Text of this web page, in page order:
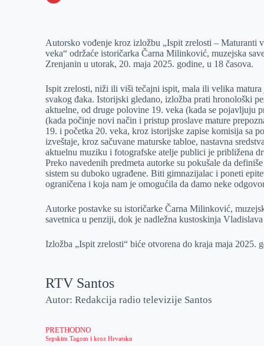
e
r
I
n
s
A
p
a
i
Autorsko vođenje kroz izložbu „Ispit zrelosti – Maturanti
veka“ održaće istoričarka Čarna Milinković, muzejska
Zrenjanin u utorak, 20. maja 2025. godine, u 18 časova.
Ispit zrelosti, niži ili viši tečajni ispit, mala ili velika
svakog đaka. Istorijski gledano, izložba prati hronološki
aktuelne, od druge polovine 19. veka (kada se pojavljuju
(kada počinje novi način i pristup proslave mature
19. i početka 20. veka, kroz istorijske zapise komisija sa
izveštaje, kroz sačuvane maturske tabloe, nastavna
aktuelnu muziku i fotografske atelje publici je približena
Preko navedenih predmeta autorke su pokušale da
sistem su duboko ugrađene. Biti gimnazijalac i poneti
ograničena i koja nam je omogućila da damo neke
Autorke postavke su istoričarke Čarna Milinković,
savetnica u penziji, dok je nadležna kustoskinja
Izložba „Ispit zrelosti“ biće otvorena do kraja maja 2025.
RTV Santos
Autor: Redakcija radio televizije Santos
PRETHODNO
Srpskim Tagom i kroz Hrvatsku